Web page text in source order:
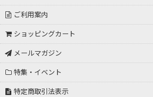
ご利用案内
ショッピングカート
メールマガジン
特集・イベント
特定商取引法表示